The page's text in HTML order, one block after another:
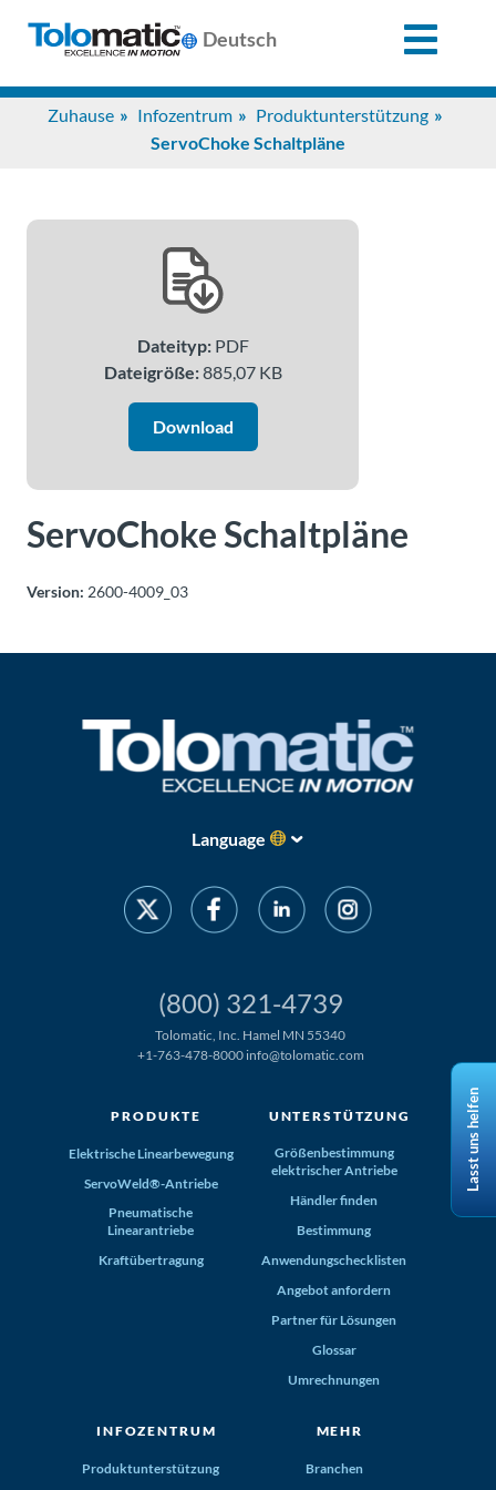
Deutsch
Zuhause Infozentrum
Produktunterstützung
ServoChoke Schaltpläne
Dateityp:PDF
Dateigröße:885,07 KB
Download
ServoChoke Schaltpläne
Version: 2600-4009_03
Language
(800) 321-4739
Tolomatic, Inc. Hamel MN 55340
+1-763-478-8000 info@tolomatic.com
PRODUKTE
Elektrische Linearbewegung
ServoWeld®-Antriebe
Pneumatische
Linearantriebe
Kraftübertragung
UNTERSTÜTZUNG
Größenbestimmung
elektrischer Antriebe
Händler finden
Bestimmung
Anwendungschecklisten
Angebot anfordern
Partner für Lösungen
Glossar
Umrechnungen
INFOZENTRUM
Produktunterstützung
MEHR
Branchen
Search
Unterstützung
Infozentrum
Anwendungen
Tolomatic
zu einem
Kontakt
Neuigkeiten &
Lasst uns helfen